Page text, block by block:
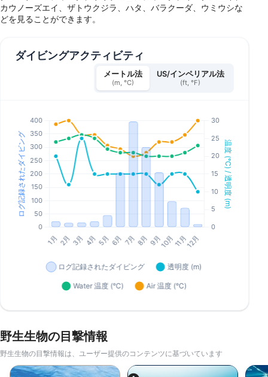
カウノーズエイ、ザトウクジラ、ハタ、バラクーダ、ウミウシな
どを見ることができます。
ダイビングアクティビティ
メートル法
(m, °C)
US/インペリアル法
(ft, °F)
野生生物の目撃情報
野生生物の目撃情報は、ユーザー提供のコンテンツに基づいています